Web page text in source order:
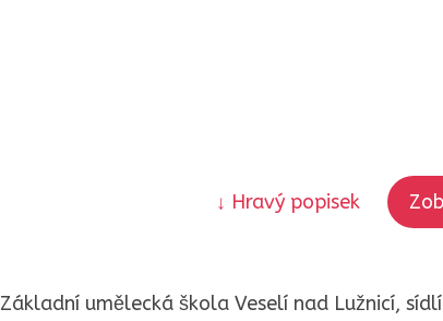
↓ Hravý popisek
Základní umělecká škola Veselí nad Lužnicí,